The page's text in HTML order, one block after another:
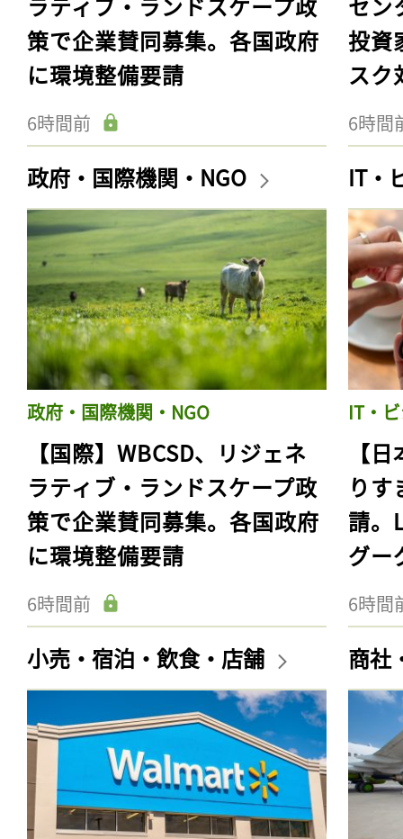
策で企業賛同募集。各国政府
に環境整備要請
6時間前
投資
スク
6時間
政府・国際機関・NGO
政府・国際機関・NGO
【国際】WBCSD、リジェネ
ラティブ・ランドスケープ政
策で企業賛同募集。各国政府
に環境整備要請
6時間前
IT・
IT・
【
り
請。
グー
6時間
小売・宿泊・飲食・店舗 商社